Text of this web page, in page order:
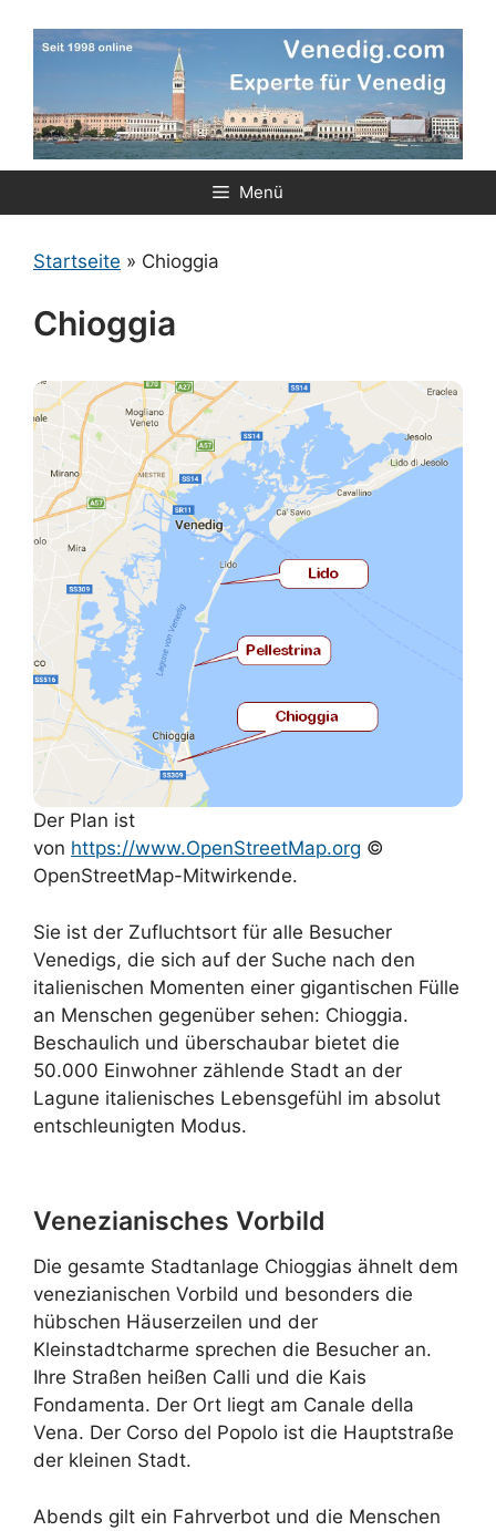
Inhalt
Menü
Startseite » Chioggia
Chioggia
Der Plan ist
von https://www.OpenStreetMap.org ©
OpenStreetMap-Mitwirkende.
Sie ist der Zufluchtsort für alle Besucher
Venedigs, die sich auf der Suche nach den
italienischen Momenten einer gigantischen Fülle
an Menschen gegenüber sehen: Chioggia.
Beschaulich und überschaubar bietet die
50.000 Einwohner zählende Stadt an der
Lagune italienisches Lebensgefühl im absolut
entschleunigten Modus.
Venezianisches Vorbild
Die gesamte Stadtanlage Chioggias ähnelt dem
venezianischen Vorbild und besonders die
hübschen Häuserzeilen und der
Kleinstadtcharme sprechen die Besucher an.
Ihre Straßen heißen Calli und die Kais
Fondamenta. Der Ort liegt am Canale della
Vena. Der Corso del Popolo ist die Hauptstraße
der kleinen Stadt.
Abends gilt ein Fahrverbot und die Menschen